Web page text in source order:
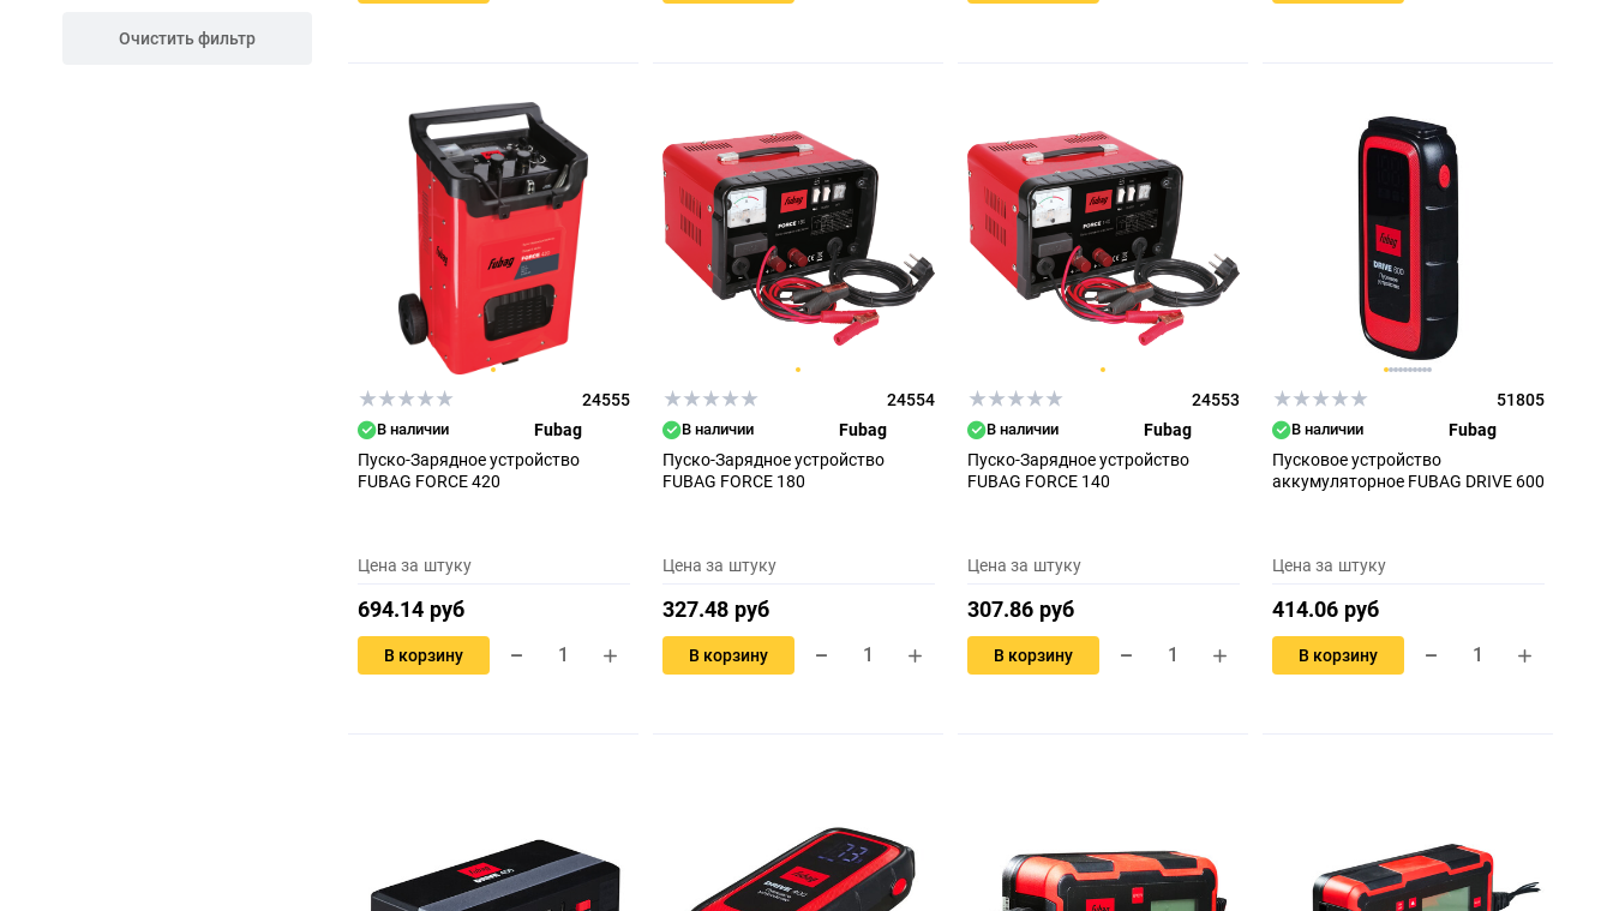
Очистить фильтр
24555
В наличии
Fubag
Пуско-Зарядное устройство
FUBAG FORCE 420
Цена за штуку
694.14 руб
В корзину
24554
В наличии
Fubag
Пуско-Зарядное устройство
FUBAG FORCE 180
Цена за штуку
327.48 руб
В корзину
24553
В наличии
Fubag
Пуско-Зарядное устройство
FUBAG FORCE 140
Цена за штуку
307.86 руб
В корзину
51805
В наличии
Fubag
Пусковое устройство
аккумуляторное FUBAG DRIVE 600
Цена за штуку
414.06 руб
В корзину